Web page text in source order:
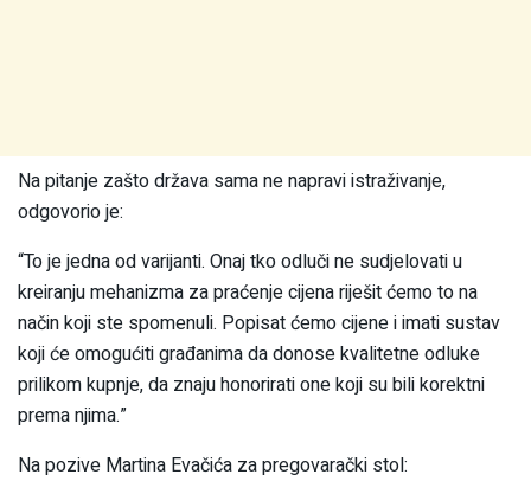
Na pitanje zašto država sama ne napravi istraživanje,
odgovorio je:
“To je jedna od varijanti. Onaj tko odluči ne sudjelovati u
kreiranju mehanizma za praćenje cijena riješit ćemo to na
način koji ste spomenuli. Popisat ćemo cijene i imati sustav
koji će omogućiti građanima da donose kvalitetne odluke
prilikom kupnje, da znaju honorirati one koji su bili korektni
prema njima.”
Na pozive Martina Evačića za pregovarački stol: